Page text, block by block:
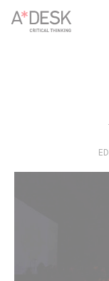
crees también en
seguir adelante.
apoyarlo.